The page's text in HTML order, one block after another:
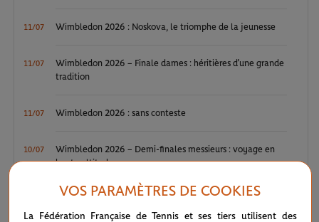
11/07 Wimbledon 2026 : Noskova, le triomphe de la jeunesse
11/07
Wimbledon 2026 – Finale dames : héritières d’une grande
tradition
11/07 Wimbledon 2026 : sans conteste
10/07
Wimbledon 2026 – Demi-finales messieurs : voyage en
haute altitude
VOS PARAMÈTRES DE COOKIES
La Fédération Française de Tennis et ses tiers utilisent des